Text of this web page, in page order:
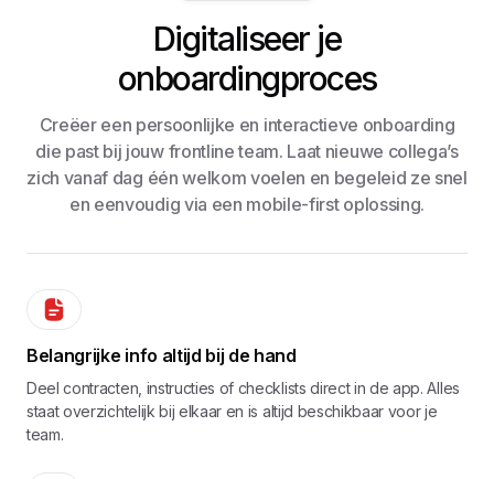
Digitaliseer je
onboardingproces
Creëer een persoonlijke en interactieve onboarding
die past bij jouw frontline team. Laat nieuwe collega’s
zich vanaf dag één welkom voelen en begeleid ze snel
en eenvoudig via een mobile-first oplossing.
Belangrijke info altijd bij de hand
Deel contracten, instructies of checklists direct in de app. Alles
staat overzichtelijk bij elkaar en is altijd beschikbaar voor je
team.